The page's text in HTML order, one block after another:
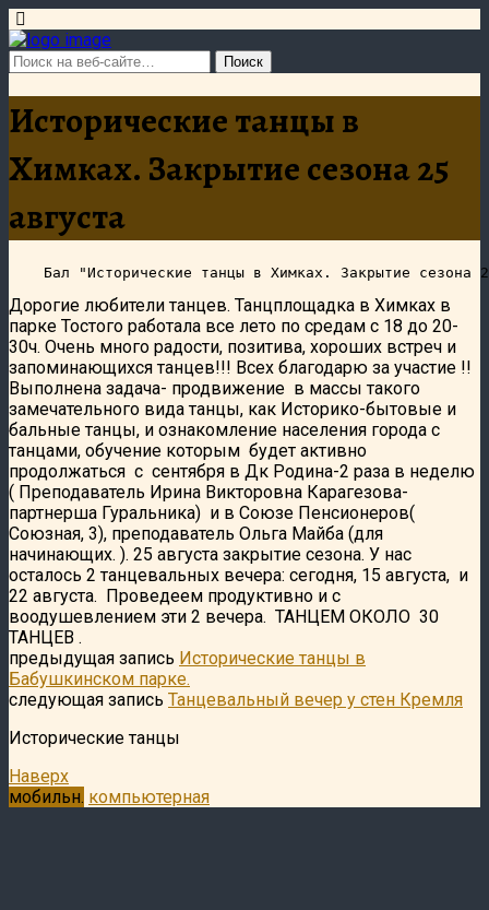
Исторические танцы в
Химках. Закрытие сезона 25
августа
Дорогие любители танцев. Танцплощадка в Химках в
парке Тостого работала все лето по средам с 18 до 20-
30ч. Очень много радости, позитива, хороших встреч и
запоминающихся танцев!!! Всех благодарю за участие !!
Выполнена задача- продвижение в массы такого
замечательного вида танцы, как Историко-бытовые и
бальные танцы, и ознакомление населения города с
танцами, обучение которым будет активно
продолжаться с сентября в Дк Родина-2 раза в неделю
( Преподаватель Ирина Викторовна Карагезова-
партнерша Гуральника) и в Союзе Пенсионеров(
Союзная, 3), преподаватель Ольга Майба (для
начинающих. ). 25 августа закрытие сезона. У нас
осталось 2 танцевальных вечера: сегодня, 15 августа, и
22 августа. Проведеем продуктивно и с
воодушевлением эти 2 вечера. ТАНЦЕМ ОКОЛО 30
ТАНЦЕВ .
предыдущая запись Исторические танцы в
Бабушкинском парке.
следующая запись Танцевальный вечер у стен Кремля
Исторические танцы
Наверх
мобильн. компьютерная